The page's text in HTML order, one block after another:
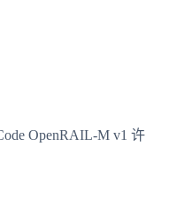
OpenRAIL-M v1 许